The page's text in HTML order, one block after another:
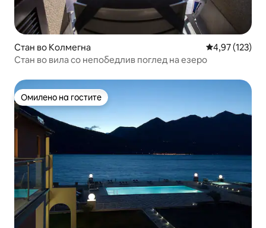
Стан во Колмегна Просечна
4,97 (123)
Стан во вила со непобедлив поглед на езеро
Омилено на гостите
Омилено на гостите